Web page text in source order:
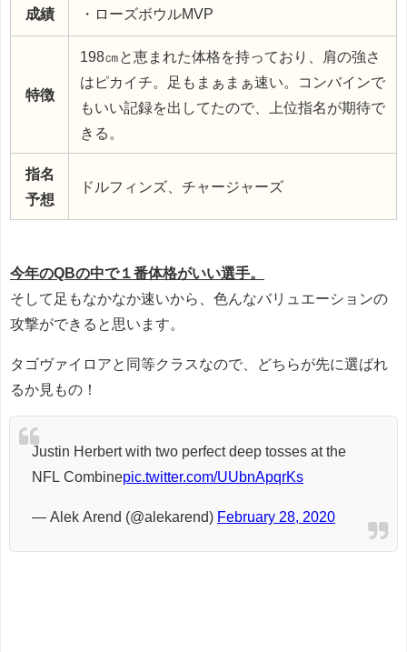
成績 ・ローズボウルMVP
特徴
198㎝と恵まれた体格を持っており、肩の強さ
はピカイチ。足もまぁまぁ速い。コンバインで
もいい記録を出してたので、上位指名が期待で
きる。
指名
予想
ドルフィンズ、チャージャーズ
今年のQBの中で１番体格がいい選手。
そして足もなかなか速いから、色んなバリュエーションの
攻撃ができると思います。
タゴヴァイロアと同等クラスなので、どちらが先に選ばれ
るか見もの！
Justin Herbert with two perfect deep tosses at the
NFL Combinepic.twitter.com/UUbnApqrKs
— Alek Arend (@alekarend) February 28, 2020